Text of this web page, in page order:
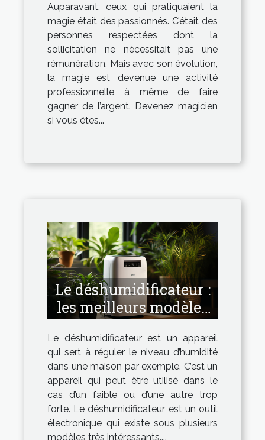
Auparavant, ceux qui pratiquaient la
magie était des passionnés. C’était des
personnes respectées dont la
sollicitation ne nécessitait pas une
rémunération. Mais avec son évolution,
la magie est devenue une activité
professionnelle à même de faire
gagner de l’argent. Devenez magicien
si vous êtes...
Le déshumidificateur :
les meilleurs modèles
de cet appareil.
Le déshumidificateur est un appareil
qui sert à réguler le niveau d’humidité
dans une maison par exemple. C’est un
appareil qui peut être utilisé dans le
cas d’un faible ou d’une autre trop
forte. Le déshumidificateur est un outil
électronique qui existe sous plusieurs
modèles très intéressants....